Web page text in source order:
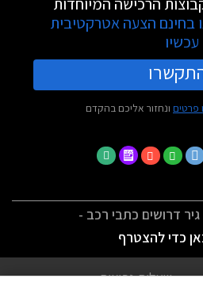
בחינם הצעה אטרקטיבית
עכשיו
פרטים ונחזור אליכם בהקדם
דרושים כתבי רכב -
כדי להצטרף
שאלות נפוצות